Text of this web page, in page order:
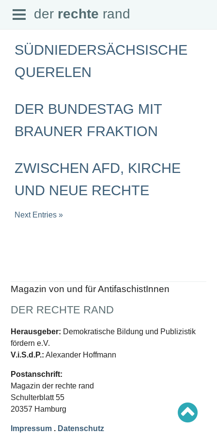
der rechte rand
Home
Suche
Magazin
Impressum
SCHWERPUNKTE
Schwerpunkte Übersicht
Ausgabe 221
Ausgabe 220
Ausgabe 218
Ausgabe 217
Ausgabe 216
Open
Menu
der rechte rand
SÜDNIEDERSÄCHSISCHE
QUERELEN
DER BUNDESTAG MIT
BRAUNER FRAKTION
ZWISCHEN AFD, KIRCHE
UND NEUE RECHTE
Next Entries »
Magazin von und für AntifaschistInnen
DER RECHTE RAND
Herausgeber: Demokratische Bildung und Publizistik
fördern e.V.
V.i.S.d.P.: Alexander Hoffmann
Postanschrift:
Magazin der rechte rand
Schulterblatt 55
20357 Hamburg
Impressum . Datenschutz